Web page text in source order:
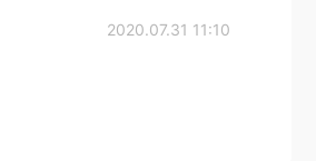
2020.07.31 11:10